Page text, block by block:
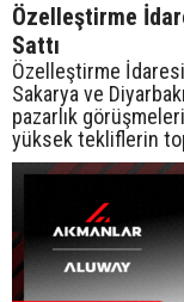
Özelleştirme
Sattı
Özelleştirme
Sakarya ve
pazarlık
yüksek tekliflerin